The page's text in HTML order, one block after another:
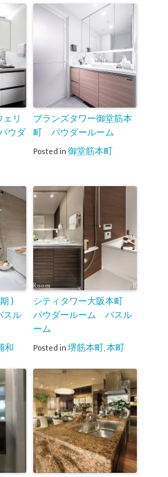
リ
ウダ
ブランズタワー御堂筋本
町 パウダールーム
Posted in 御堂筋本町
期 )
スル
和
シティタワー大阪本町
パウダールーム バスル
ーム
Posted in 堺筋本町 本町